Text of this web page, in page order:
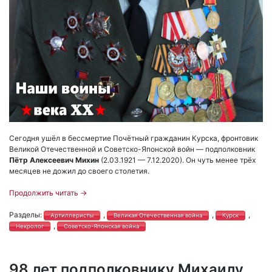
Сегодня ушёл в бессмертие Почётный гражданин Курска, фронтовик
Великой Отечественной и Советско-Японской войн — подполковник
Пётр Алексеевич Михин (2.03.1921 — 7.12.2020). Он чуть менее трёх
месяцев не дожил до своего столетия.
Продолжить читать →
Разделы: Артиллеристы , Великая Отечественная война , Курск ,
Некролог , Советско-Японская война